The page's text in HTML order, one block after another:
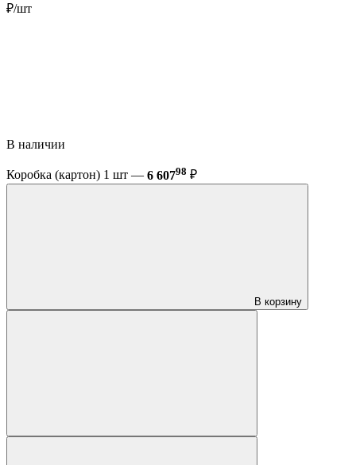
₽/шт
В наличии
Коробка (картон) 1 шт — 6 60798 ₽
В корзину